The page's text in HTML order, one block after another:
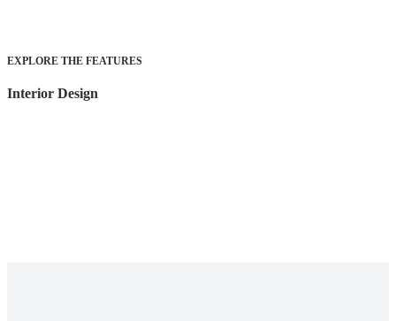
EXPLORE THE FEATURES
Interior Design